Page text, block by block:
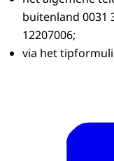
buitenland 0031
12207006;
via het